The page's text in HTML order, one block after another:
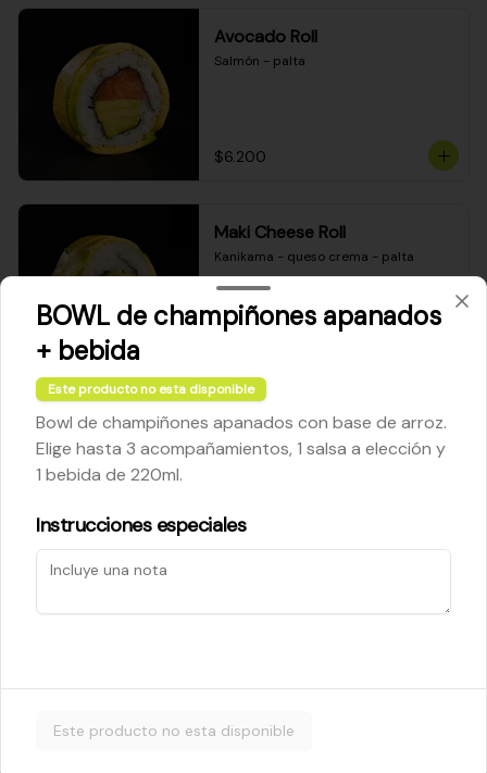
Avocado Roll
Salmón - palta
$6.200
Maki Cheese Roll
Kanikama - queso crema - palta
Cheese Roll
Queso crema - palta - cebollín
$5.200
$5.800
BOWL de champiñones apanados
+ bebida
Este producto no esta disponible
Bowl de champiñones apanados con base de arroz.
Elige hasta 3 acompañamientos, 1 salsa a elección y
1 bebida de 220ml.
Instrucciones especiales
Este producto no esta disponible